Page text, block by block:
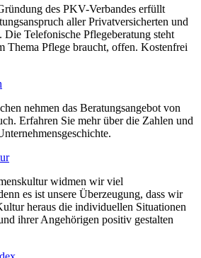
des PKV-Verbandes erfüllt
aller Privatversicherten und
Telefonische Pflegeberatung steht
Thema Pflege braucht, offen. Kostenfrei
nehmen das Beratungsangebot von
Erfahren Sie mehr über die Zahlen und
widmen wir viel
es ist unsere Überzeugung, dass wir
heraus die individuellen Situationen
ihrer Angehörigen positiv gestalten